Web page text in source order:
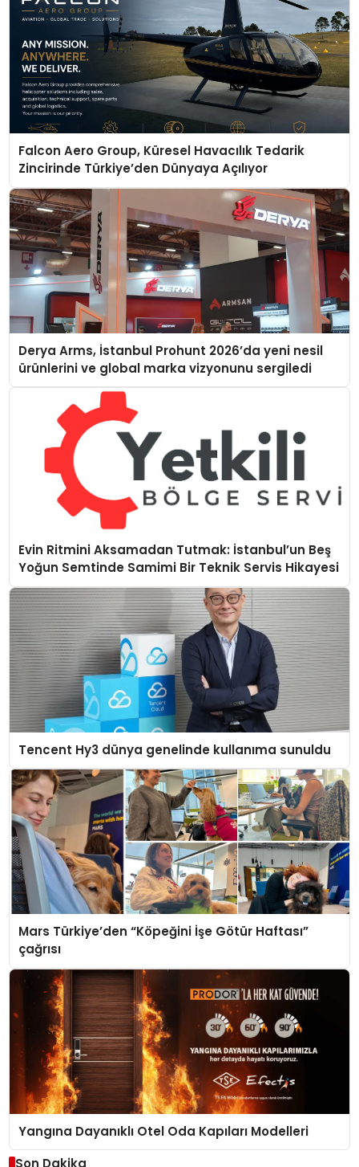
Falcon Aero Group, Küresel Havacılık Tedarik
Zincirinde Türkiye’den Dünyaya Açılıyor
Derya Arms, İstanbul Prohunt 2026’da yeni nesil
ürünlerini ve global marka vizyonunu sergiledi
Evin Ritmini Aksamadan Tutmak: İstanbul’un Beş
Yoğun Semtinde Samimi Bir Teknik Servis Hikayesi
Tencent Hy3 dünya genelinde kullanıma sunuldu
Mars Türkiye’den “Köpeğini İşe Götür Haftası”
çağrısı
Yangına Dayanıklı Otel Oda Kapıları Modelleri